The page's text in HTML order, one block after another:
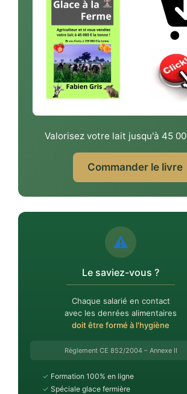
Valorisez votre lait jusqu'à 45
Commander le livre
⚠️
Le saviez-vous ?
Chaque salarié en contact
avec les denrées alimentaires
doit être formé à l'hygiène
Règlement CE 852/2004 – Annexe II
✓ Formation 100% en ligne
✓ Spéciale glace fermière